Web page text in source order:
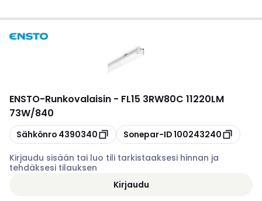
ENSTO-Runkovalaisin - FL15 3RW80C 11220LM
73W/840
Kopioi
Sähkönro 4390340 Kopioi
Sonepar-ID100243240
Kirjaudu sisään tai luo tili tarkistaaksesi hinnan ja
tehdäksesi tilauksen
Kirjaudu